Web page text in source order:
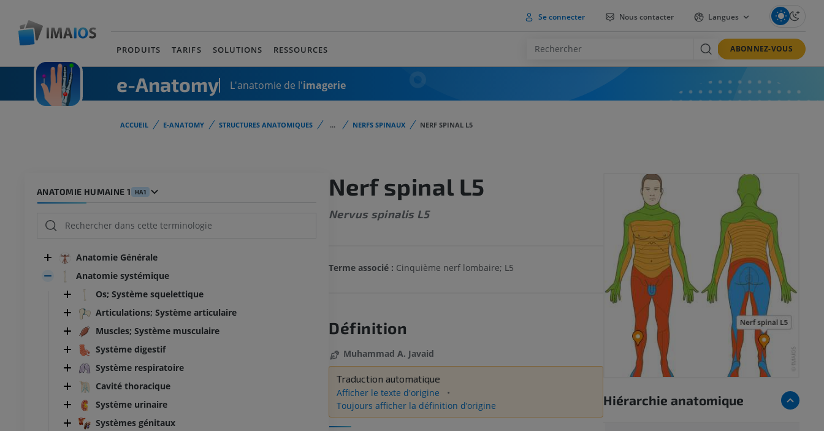
Se connecter Nous contacter Langues
PRODUITS TARIFS SOLUTIONS RESSOURCES ABONNEZ-VOUS
e-Anatomy L'anatomie de l'imagerie
ACCUEIL E-ANATOMY STRUCTURES ANATOMIQUES ... NERFS SPINAUX NERF SPINAL L5
ANATOMIE HUMAINE 1 HA1
Anatomie Générale
Anatomie systémique
Os; Système squelettique
Articulations; Système articulaire
Muscles; Système musculaire
Système digestif
Système respiratoire
Cavité thoracique
Système urinaire
Systèmes génitaux
Nerf spinal L5
Nervus spinalis L5
Terme associé : Cinquième nerf lombaire; L5
Définition
Muhammad A. Javaid
Traduction automatique
Afficher le texte d'origine
Toujours afficher la définition d’origine
Hiérarchie anatomique